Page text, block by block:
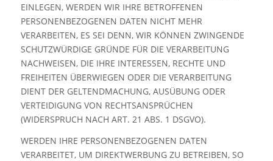
EINLEGEN, WERDEN WIR IHRE BETROFFENEN
PERSONENBEZOGENEN DATEN NICHT MEHR
VERARBEITEN, ES SEI DENN, WIR KÖNNEN ZWINGENDE
SCHUTZWÜRDIGE GRÜNDE FÜR DIE VERARBEITUNG
NACHWEISEN, DIE IHRE INTERESSEN, RECHTE UND
FREIHEITEN ÜBERWIEGEN ODER DIE VERARBEITUNG
DIENT DER GELTENDMACHUNG, AUSÜBUNG ODER
VERTEIDIGUNG VON RECHTSANSPRÜCHEN
(WIDERSPRUCH NACH ART. 21 ABS. 1 DSGVO).
WERDEN IHRE PERSONENBEZOGENEN DATEN
VERARBEITET, UM DIREKTWERBUNG ZU BETREIBEN, SO